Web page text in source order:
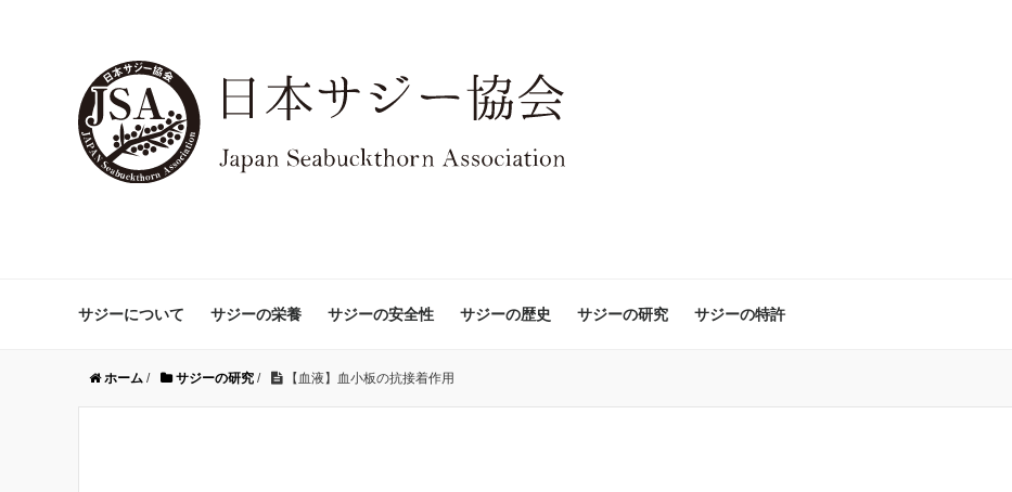
サジーについて サジーの栄養 サジーの安全性 サジーの歴史 サジーの研究 サジーの特許
ホーム / サジーの研究 / 【血液】血小板の抗接着作用